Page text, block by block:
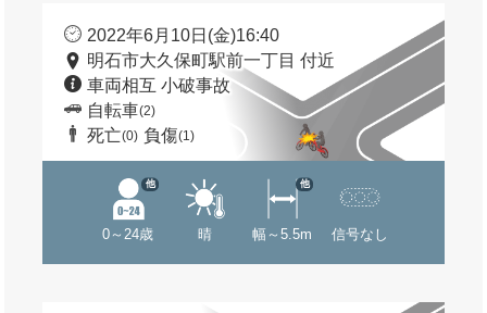
2022年6月10日(金)16:40
明石市大久保町駅前一丁目 付近
車両相互 小破事故
自転車(2)
死亡(0) 負傷(1)
0～24歳
他
晴 幅～5.5m
他
信号なし